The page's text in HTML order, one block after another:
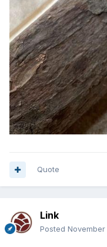
Quote
Link
Posted